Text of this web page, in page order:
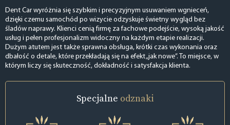
Dent Car wyróżnia się szybkim i precyzyjnym usuwaniem wgnieceń,
dzięki czemu samochód po wizycie odzyskuje świetny wygląd bez
śladów naprawy. Klienci cenią firmę za fachowe podejście, wysoką jakość
usług i pełen profesjonalizm widoczny na każdym etapie realizacji.
Dużym atutem jest także sprawna obsługa, krótki czas wykonania oraz
dbałość o detale, które przekładają się na efekt „jak nowe”. To miejsce, w
którym liczy się skuteczność, dokładność i satysfakcja klienta.
Specjalne odznaki